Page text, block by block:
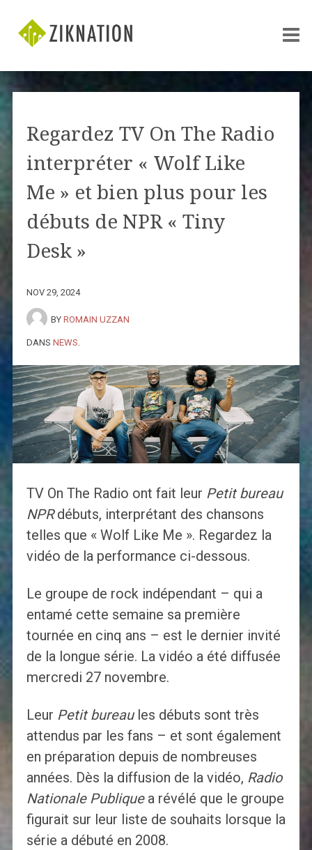
Regardez TV On The Radio
interpréter « Wolf Like
Me » et bien plus pour les
débuts de NPR « Tiny
Desk »
NOV 29, 2024
BY ROMAIN UZZAN
DANS NEWS
TV On The Radio ont fait leur Petit bureau
NPRdébuts, interprétant des chansons
telles que « Wolf Like Me ». Regardez la
vidéo de la performance ci-dessous.
Le groupe de rock indépendant – qui a
entamé cette semaine sa première
tournée en cinq ans – est le dernier invité
de la longue série. La vidéo a été diffusée
mercredi 27 novembre.
Leur Petit bureaules débuts sont très
attendus par les fans – et sont également
en préparation depuis de nombreuses
années. Dès la diffusion de la vidéo, Radio
Nationale Publiquea révélé que le groupe
figurait sur leur liste de souhaits lorsque la
série a débuté en 2008.